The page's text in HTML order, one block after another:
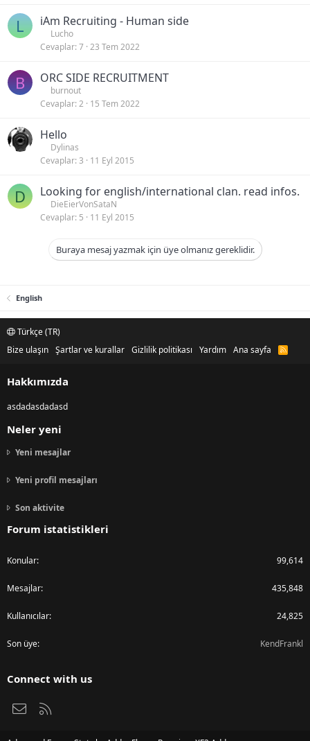
L iAm Recruiting - Human side
Lucho
Cevaplar 7 23 Tem 2022
B ORC SIDE RECRUITMENT
burnout
Cevaplar 2 15 Tem 2022
Hello
Dylinas
Cevaplar 3 11 Eyl 2015
D Looking for english/international clan. read infos.
DieEierVonSataN
Cevaplar 5 11 Eyl 2015
Buraya mesaj yazmak için üye olmanız gereklidir.
English
Türkçe (TR)
Bize ulaşın Şartlar ve kurallar Gizlilik politikası Yardım Ana sayfa
R
Hakkımızda
asdadasdadasd
Neler yeni
Yeni mesajlar
Yeni profil mesajları
Son aktivite
Forum istatistikleri
Konular 99,614
Mesajlar 435,848
Kullanıcılar 24,825
Son üye KendFrankl
Connect with us
Bize ulaşın